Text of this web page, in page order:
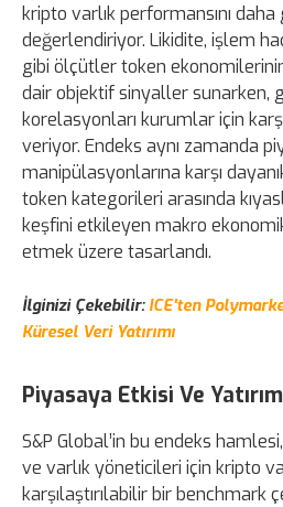
kripto varlık performansını
değerlendiriyor. Likidite, işlem
gibi ölçütler token
dair objektif sinyaller sunarken,
korelasyonları kurumlar için
veriyor. Endeks aynı zamanda
manipülasyonlarına karşı
token kategorileri arasında
keşfini etkileyen makro
etmek üzere tasarlandı.
İlginizi Çekebilir:ICE'ten
Küresel Veri Yatırımı
Piyasaya Etkisi Ve
S&P Global’in bu endeks
ve varlık yöneticileri için kripto
karşılaştırılabilir bir benchmark